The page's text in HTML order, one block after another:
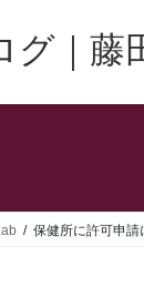
グ｜藤
保健所に許可申請